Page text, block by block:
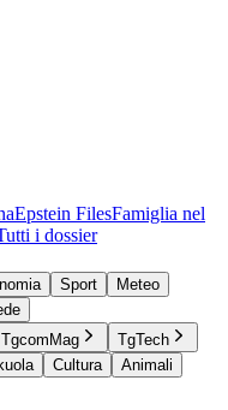
Epstein FilesFamiglia nel
i dossier
Sport
Meteo
TgcomMag
TgTech
Cultura
Animali